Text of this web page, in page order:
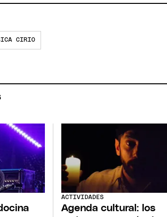
CIRIO
ACTIVIDADES
Agenda cultural: los